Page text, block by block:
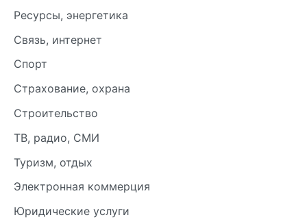
Ресурсы, энергетика
Связь, интернет
Спорт
Страхование, охрана
Строительство
ТВ, радио, СМИ
Туризм, отдых
Электронная коммерция
Юридические услуги